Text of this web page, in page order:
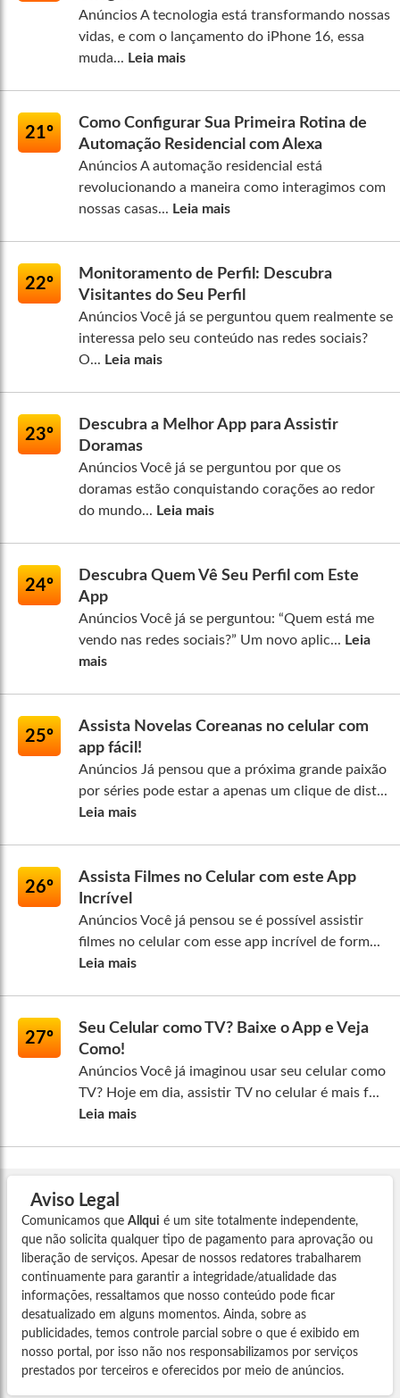
Anúncios A tecnologia está transformando nossas
vidas, e com o lançamento do iPhone 16, essa
muda... Leia mais
21º
Como Configurar Sua Primeira Rotina de
Automação Residencial com Alexa
Anúncios A automação residencial está
revolucionando a maneira como interagimos com
nossas casas... Leia mais
22º
Monitoramento de Perfil: Descubra
Visitantes do Seu Perfil
Anúncios Você já se perguntou quem realmente se
interessa pelo seu conteúdo nas redes sociais?
O... Leia mais
23º
Descubra a Melhor App para Assistir
Doramas
Anúncios Você já se perguntou por que os
doramas estão conquistando corações ao redor
do mundo... Leia mais
24º
Descubra Quem Vê Seu Perfil com Este
App
Anúncios Você já se perguntou: “Quem está me
vendo nas redes sociais?” Um novo aplic... Leia
mais
25º
Assista Novelas Coreanas no celular com
app fácil!
Anúncios Já pensou que a próxima grande paixão
por séries pode estar a apenas um clique de dist...
Leia mais
26º
Assista Filmes no Celular com este App
Incrível
Anúncios Você já pensou se é possível assistir
filmes no celular com esse app incrível de form...
Leia mais
27º
Seu Celular como TV? Baixe o App e Veja
Como!
Anúncios Você já imaginou usar seu celular como
TV? Hoje em dia, assistir TV no celular é mais f...
Leia mais
Aviso Legal
Comunicamos que Allqui é um site totalmente independente,
que não solicita qualquer tipo de pagamento para aprovação ou
liberação de serviços. Apesar de nossos redatores trabalharem
continuamente para garantir a integridade/atualidade das
informações, ressaltamos que nosso conteúdo pode ficar
desatualizado em alguns momentos. Ainda, sobre as
publicidades, temos controle parcial sobre o que é exibido em
nosso portal, por isso não nos responsabilizamos por serviços
prestados por terceiros e oferecidos por meio de anúncios.